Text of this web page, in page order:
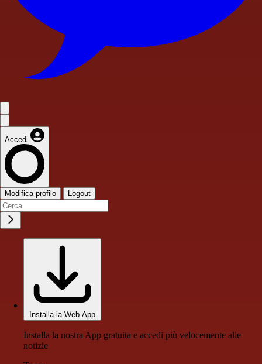
Accedi
Modifica profilo Logout
Installa la Web App
Installa la nostra App gratuita e accedi più velocemente alle
notizie